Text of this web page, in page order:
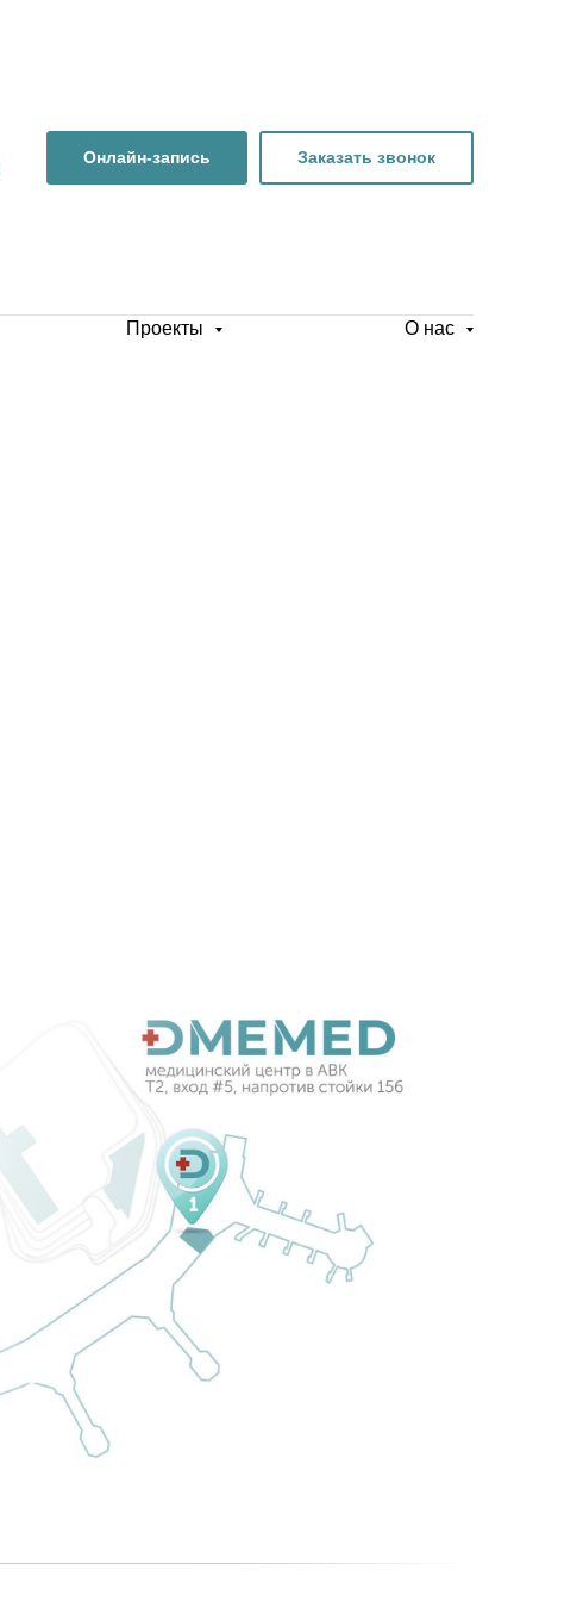
Онлайн-запись Заказать звонок
Проекты О нас